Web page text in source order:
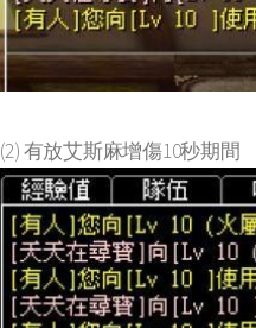
(2) 有放艾斯麻增傷10秒期間